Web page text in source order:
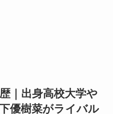
｜出身高校大学や
優樹菜がライバル